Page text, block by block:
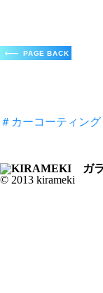
＃カーコーティング
© 2013 kirameki